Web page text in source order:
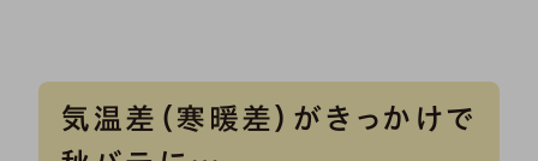
気温差（寒暖差）がきっかけで